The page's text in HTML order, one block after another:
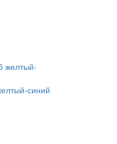
синий